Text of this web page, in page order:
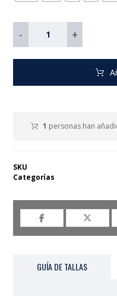
- +
1 personas han
SKU
Categorías
GUÍA DE TALLAS